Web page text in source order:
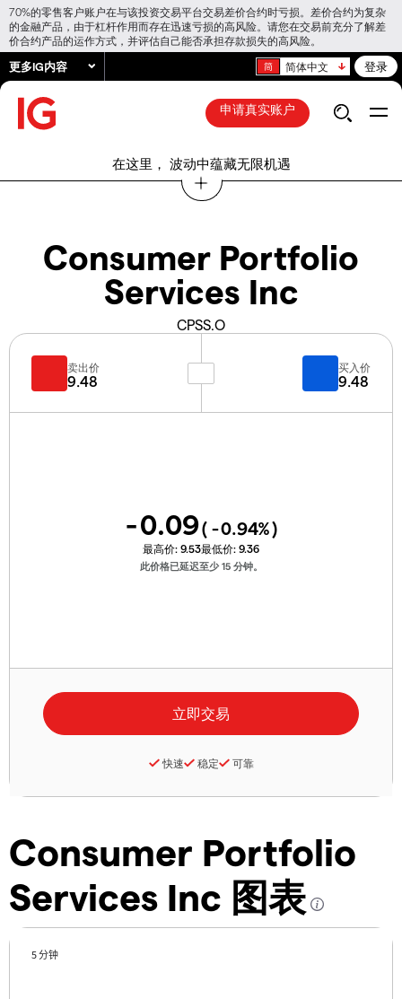
70%的零售客户账户在与该投资交易平台交易差价合约时亏损。差价合约为复杂
的金融产品，由于杠杆作用而存在迅速亏损的高风险。请您在交易前充分了解差
价合约产品的运作方式，并评估自己能否承担存款损失的高风险。
更多IG内容 简体中文 登录
申请真实账户
在这里， 波动中蕴藏无限机遇
Consumer Portfolio
Services Inc
CPSS.O
Consumer Portfolio
Services Inc 图表
5 分钟
卖出价
9.48
买入价
9.48
-0.09( -0.94%)
最高价: 9.53最低价: 9.36
此价格已延迟至少 15 分钟。
快速 稳定 可靠